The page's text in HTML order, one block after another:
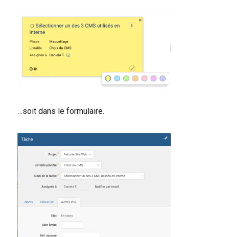
…soit dans le formulaire.